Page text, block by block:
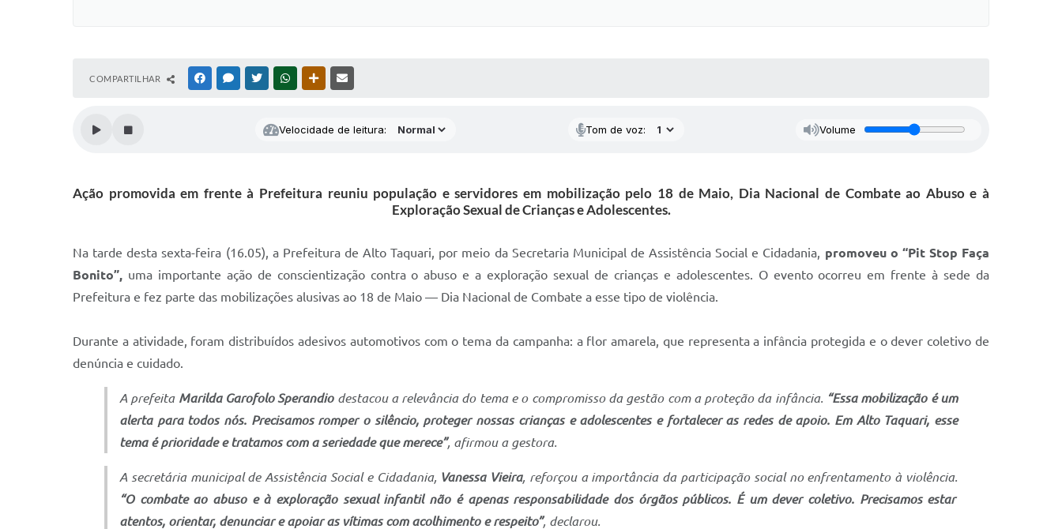
COMPARTILHAR FACEBOOKMESSENGER
TWITTERWHATSAPPOUTRAS MÍDIAS
Velocidade de leitura: Tom de voz: Volume
Ação promovida em frente à Prefeitura reuniu população e servidores em mobilização pelo 18 de Maio, Dia Nacional de Combate ao Abuso e à
Exploração Sexual de Crianças e Adolescentes.
Na tarde desta sexta-feira (16.05), a Prefeitura de Alto Taquari, por meio da Secretaria Municipal de Assistência Social e Cidadania, promoveu o “Pit Stop Faça
Bonito”, uma importante ação de conscientização contra o abuso e a exploração sexual de crianças e adolescentes. O evento ocorreu em frente à sede da
Prefeitura e fez parte das mobilizações alusivas ao 18 de Maio — Dia Nacional de Combate a esse tipo de violência.
Durante a atividade, foram distribuídos adesivos automotivos com o tema da campanha: a flor amarela, que representa a infância protegida e o dever coletivo de
denúncia e cuidado.
A prefeita Marilda Garofolo Sperandiodestacou a relevância do tema e o compromisso da gestão com a proteção da infância. “Essa mobilização é um
alerta para todos nós. Precisamos romper o silêncio, proteger nossas crianças e adolescentes e fortalecer as redes de apoio. Em Alto Taquari, esse
tema é prioridade e tratamos com a seriedade que merece”, afirmou a gestora.
A secretária municipal de Assistência Social e Cidadania, Vanessa Vieira, reforçou a importância da participação social no enfrentamento à violência.
“O combate ao abuso e à exploração sexual infantil não é apenas responsabilidade dos órgãos públicos. É um dever coletivo. Precisamos estar
atentos, orientar, denunciar e apoiar as vítimas com acolhimento e respeito”, declarou.